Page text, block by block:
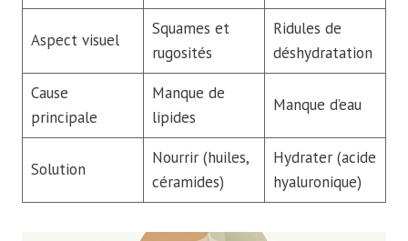
Aspect visuel
Squames et
rugosités
Ridules de
déshydratation
Cause
principale
Manque de
lipides
Manque d’eau
Solution
Nourrir (huiles,
céramides)
Hydrater (acide
hyaluronique)